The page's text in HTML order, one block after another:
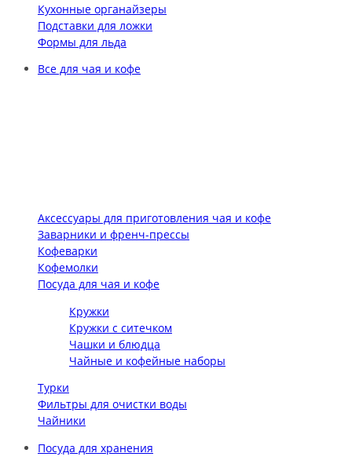
Кухонные органайзеры
Подставки для ложки
Формы для льда
Все для чая и кофе
Аксессуары для приготовления чая и кофе
Заварники и френч-прессы
Кофеварки
Кофемолки
Посуда для чая и кофе
Кружки
Кружки с ситечком
Чашки и блюдца
Чайные и кофейные наборы
Турки
Фильтры для очистки воды
Чайники
Посуда для хранения